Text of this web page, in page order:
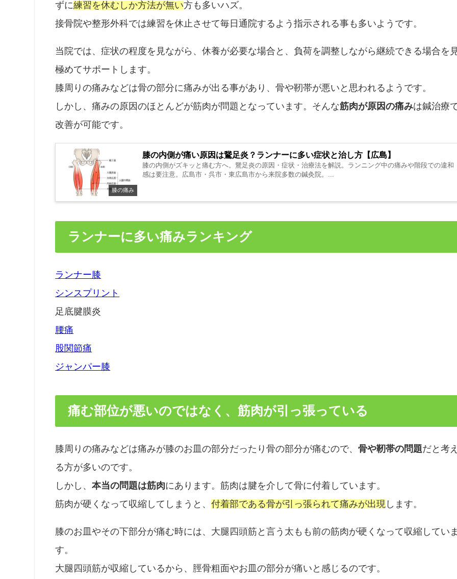
ずに練習を休むしか方法が無い方も多いハズ。
接骨院や整形外科では練習を休止させて毎日通院するよう指示される事も多いようです。
当院では、症状の程度を見ながら、休養が必要な場合と、負荷を調整しながら継続できる場合を
極めてサポートします。
膝周りの痛みなどは骨の部分に痛みが出る事があり、骨や靭帯が悪いと思われるようです。
しかし、痛みの原因のほとんどが筋肉が問題となっています。そんな筋肉が原因の痛みは鍼治療
改善が可能です。
膝の痛み
膝の内側が痛い原因は鵞足炎？ランナーに多い症状と治し方【広島】
膝の内側がズキッと痛む方へ。鵞足炎の原因・症状・治療法を解説。ランニング中の痛みや階段での違和
感は要注意。広島市・呉市・東広島市から来院多数の鍼灸院。...
ランナーに多い痛みランキング
ランナー膝
シンスプリント
足底腱膜炎
腰痛
股関節痛
ジャンパー膝
痛む部位が悪いのではなく、筋肉が引っ張っている
膝周りの痛みなどは痛みが膝のお皿の部分だったり骨の部分が痛むので、骨や靭帯の問題だと考え
る方が多いのです。
しかし、本当の問題は筋肉にあります。筋肉は腱を介して骨に付着しています。
筋肉が硬くなって収縮してしまうと、付着部である骨が引っ張られて痛みが出現 します。
膝のお皿やその下部分が痛む時には、大腿四頭筋と言う太もも前の筋肉が硬くなって収縮していま
す。
大腿四頭筋が収縮しているから、脛骨粗面やお皿の部分が痛いと感じるのです。